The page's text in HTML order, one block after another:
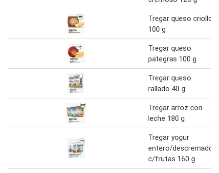
Tregar queso criollo
100 g
Tregar queso
pategras 100 g
Tregar queso
rallado 40 g
Tregar arroz con
leche 180 g
Tregar yogur
entero/descremado
c/frutas 160 g